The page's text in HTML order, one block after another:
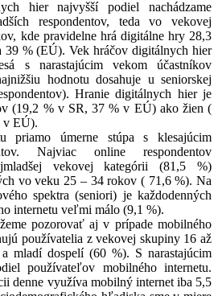
hier najvyšší podiel nachádzame
respondentov, teda vo vekovej
kde pravidelne hrá digitálne hry 28,3
39 % (EÚ). Vek hráčov digitálnych hier
s narastajúcim vekom účastníkov
hodnotu dosahuje u seniorskej
Hranie digitálnych hier je
(19,2 % v SR, 37 % v EÚ) ako žien (
v EÚ).
priamo úmerne stúpa s klesajúcim
Najviac online respondentov
vekovej kategórii (81,5 %)
vo veku 25 – 34 rokov ( 71,6 %). Na
spektra (seniori) je každodenných
internetu veľmi málo (9,1 %).
pozorovať aj v prípade mobilného
používatelia z vekovej skupiny 16 až
mladí dospelí (60 %). S narastajúcim
používateľov mobilného internetu.
denne využíva mobilný internet iba 5,5